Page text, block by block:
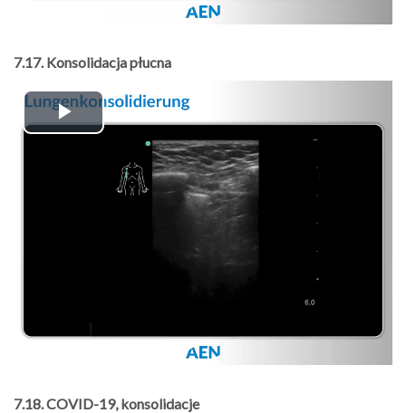
7.17. Konsolidacja płucna
Play
Video
7.18. COVID-19, konsolidacje